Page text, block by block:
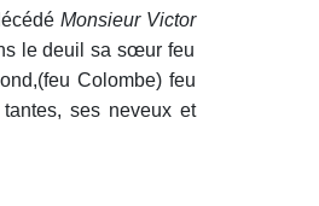
Monsieur Victor
le deuil sa sœur feu
Colombe) feu
ses neveux et